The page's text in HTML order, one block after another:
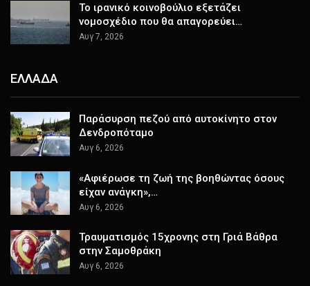
Το ιρανικό κοινοβούλιο εξετάζει
νομοσχέδιο που θα απαγορεύει…
Αυγ 7, 2026
ΕΛΛΑΔΑ
Παράσυρση πεζού από αυτοκίνητο στον
Δενδροπόταμο
Αυγ 6, 2026
«Αφιέρωσε τη ζωή της βοηθώντας όσους
είχαν ανάγκη»,…
Αυγ 6, 2026
Τραυματισμός 15χρονης στη Γριά Βάθρα
στην Σαμοθράκη
Αυγ 6, 2026